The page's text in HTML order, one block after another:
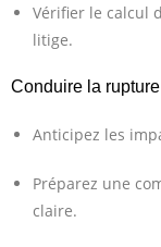
Vérifier le calcul
litige.
Conduire la
Anticipez les
Préparez une
claire.